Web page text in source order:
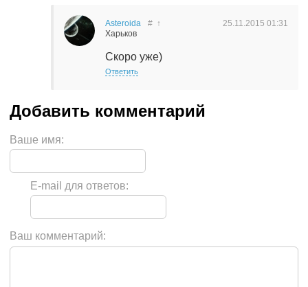
Asteroida
Харьков
25.11.2015 01:31
# ↑
Скоро уже)
Ответить
Ваше имя:
E-mail для ответов:
Ваш комментарий: